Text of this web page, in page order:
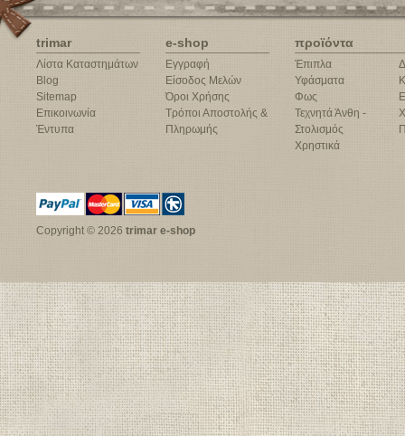
trimar
Λίστα Καταστημάτων
Blog
Sitemap
Επικοινωνία
Έντυπα
e-shop
Εγγραφή
Είσοδος Μελών
Όροι Χρήσης
Τρόποι Αποστολής &
Πληρωμής
προϊόντα
Έπιπλα
Υφάσματα
Φως
Τεχνητά Άνθη -
Στολισμός
Χρηστικά
Copyright © 2026 trimar e-shop